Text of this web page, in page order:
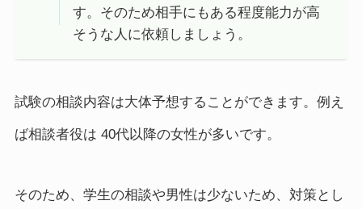
す。そのため相手にもある程度能力が高
そうな人に依頼しましょう。
試験の相談内容は大体予想することができます。例え
ば相談者役は 40代以降の女性が多いです。
そのため、学生の相談や男性は少ないため、対策とし